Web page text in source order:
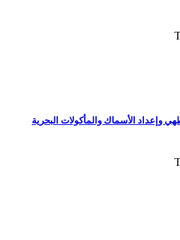
الأسماك والمأكولات البحرية